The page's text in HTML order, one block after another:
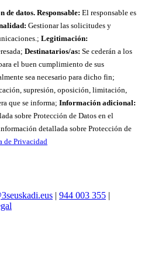
datos. Responsable: El responsable es
Gestionar las solicitudes y
Legitimación:
Destinatarios/as: Se cederán a los
el buen cumplimiento de sus
sea necesario para dicho fin;
supresión, oposición, limitación,
que se informa; Información adicional:
sobre Protección de Datos en el
detallada sobre Protección de
de Privacidad
| 944 003 355 |